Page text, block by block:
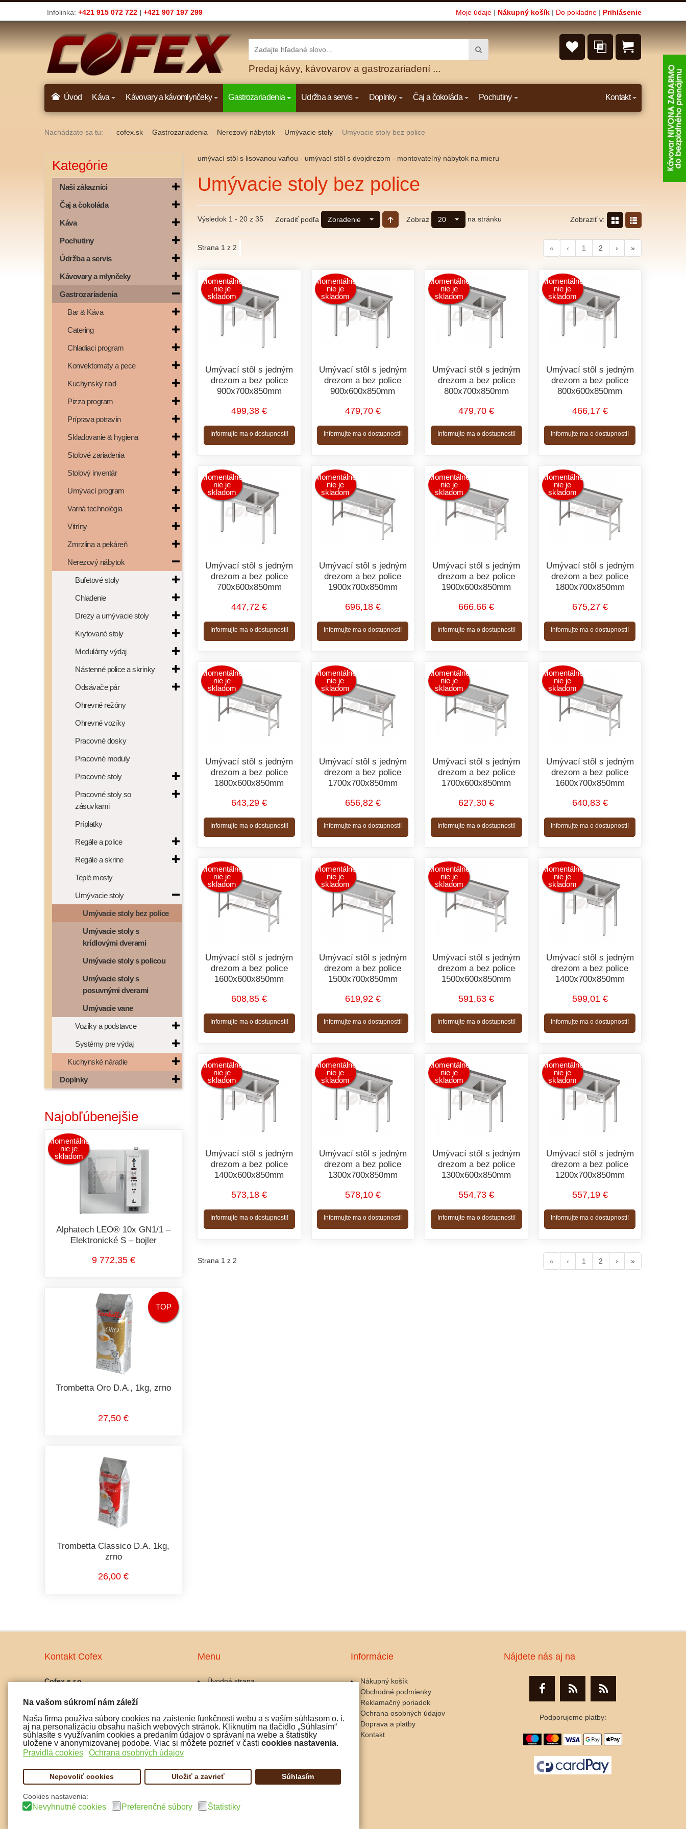
Na vašom súkromí nám záleží
Naša firma používa súbory cookies na zaistenie funkčnosti webu a s vaším súhlasom o. i.
aj na personalizáciu obsahu našich webových stránok. Kliknutím na tlačidlo „Súhlasím“
súhlasíte s využívaním cookies a predaním údajov o správaní na webe a štatistiky
uložene v anonymizovanej podobe. Viac si môžete pozrieť v časti cookies nastavenia.
Pravidlá cookies
Ochrana osobných údajov
Nepovoliť cookies Uložiť a zavrieť Súhlasím
Cookies nastavenia:
Nevyhnutné cookies Preferenčné súbory Štatistiky
Infolinka: +421 915 072 722 | +421 907 197 299 Moje údaje | Nákupný košík | Do pokladne | Prihlásenie
Predaj kávy, kávovarov a gastrozariadení ...
Úvod Káva Kávovary a kávomlynčeky Gastrozariadenia Udržba a servis Doplnky Čaj a čokoláda Pochutiny Kontakt
Nachádzate sa tu: cofex.sk Gastrozariadenia Nerezový nábytok Umývacie stoly Umývacie stoly bez police
umývací stôl s lisovanou vaňou - umývací stôl s dvojdrezom - montovateľný nábytok na mieru
Umývacie stoly bez police
Výsledok 1 - 20 z 35 Zoradiť podľa Zoradenie Zobraz 20 na stránku Zobraziť v:
Strana 1 z 2 « ‹ 1 2 › »
Momentálne
nie je
skladom
Umývací stôl s jedným
drezom a bez police
900x700x850mm
499,38 €
Informujte ma o dostupnosti!
Momentálne
nie je
skladom
Umývací stôl s jedným
drezom a bez police
900x600x850mm
479,70 €
Informujte ma o dostupnosti!
Momentálne
nie je
skladom
Umývací stôl s jedným
drezom a bez police
800x700x850mm
479,70 €
Informujte ma o dostupnosti!
Momentálne
nie je
skladom
Umývací stôl s jedným
drezom a bez police
800x600x850mm
466,17 €
Informujte ma o dostupnosti!
Momentálne
nie je
skladom
Umývací stôl s jedným
drezom a bez police
700x600x850mm
447,72 €
Informujte ma o dostupnosti!
Momentálne
nie je
skladom
Umývací stôl s jedným
drezom a bez police
1900x700x850mm
696,18 €
Informujte ma o dostupnosti!
Momentálne
nie je
skladom
Umývací stôl s jedným
drezom a bez police
1900x600x850mm
666,66 €
Informujte ma o dostupnosti!
Momentálne
nie je
skladom
Umývací stôl s jedným
drezom a bez police
1800x700x850mm
675,27 €
Informujte ma o dostupnosti!
Momentálne
nie je
skladom
Umývací stôl s jedným
drezom a bez police
1800x600x850mm
643,29 €
Informujte ma o dostupnosti!
Momentálne
nie je
skladom
Umývací stôl s jedným
drezom a bez police
1700x700x850mm
656,82 €
Informujte ma o dostupnosti!
Momentálne
nie je
skladom
Umývací stôl s jedným
drezom a bez police
1700x600x850mm
627,30 €
Informujte ma o dostupnosti!
Momentálne
nie je
skladom
Umývací stôl s jedným
drezom a bez police
1600x700x850mm
640,83 €
Informujte ma o dostupnosti!
Momentálne
nie je
skladom
Umývací stôl s jedným
drezom a bez police
1600x600x850mm
608,85 €
Informujte ma o dostupnosti!
Momentálne
nie je
skladom
Umývací stôl s jedným
drezom a bez police
1500x700x850mm
619,92 €
Informujte ma o dostupnosti!
Momentálne
nie je
skladom
Umývací stôl s jedným
drezom a bez police
1500x600x850mm
591,63 €
Informujte ma o dostupnosti!
Momentálne
nie je
skladom
Umývací stôl s jedným
drezom a bez police
1400x700x850mm
599,01 €
Informujte ma o dostupnosti!
Momentálne
nie je
skladom
Umývací stôl s jedným
drezom a bez police
1400x600x850mm
573,18 €
Informujte ma o dostupnosti!
Momentálne
nie je
skladom
Umývací stôl s jedným
drezom a bez police
1300x700x850mm
578,10 €
Informujte ma o dostupnosti!
Momentálne
nie je
skladom
Umývací stôl s jedným
drezom a bez police
1300x600x850mm
554,73 €
Informujte ma o dostupnosti!
Momentálne
nie je
skladom
Umývací stôl s jedným
drezom a bez police
1200x700x850mm
557,19 €
Informujte ma o dostupnosti!
Strana 1 z 2 « ‹ 1 2 › »
Kategórie
Naši zákazníci
Čaj a čokoláda
Káva
Pochutiny
Údržba a servis
Kávovary a mlynčeky
Gastrozariadenia
Bar & Káva
Catering
Chladiaci program
Konvektomaty a pece
Kuchynský riad
Pizza program
Príprava potravín
Skladovanie & hygiena
Stolové zariadenia
Stolový inventár
Umývací program
Varná technológia
Vitríny
Zmrzlina a pekáreň
Nerezový nábytok
Bufetové stoly
Chladenie
Drezy a umývacie stoly
Krytované stoly
Modulárny výdaj
Nástenné police a skrinky
Odsávače pár
Ohrevné režóny
Ohrevné vozíky
Pracovné dosky
Pracovné moduly
Pracovné stoly
Pracovné stoly so
zásuvkami
Príplatky
Regále a police
Regále a skrine
Teplé mosty
Umývacie stoly
Umývacie stoly bez police
Umývacie stoly s
krídlovými dverami
Umývacie stoly s policou
Umývacie stoly s
posuvnými dverami
Umývacie vane
Vozíky a podstavce
Systémy pre výdaj
Kuchynské náradie
Doplnky
Najobľúbenejšie
Momentálne
nie je
skladom
Alphatech LEO® 10x GN1/1 –
Elektronické S – bojler
9 772,35 €
TOP
Trombetta Oro D.A., 1kg, zrno
27,50 €
Trombetta Classico D.A. 1kg,
zrno
26,00 €
Kontakt Cofex
Cofex s.r.o.
Palackého 10, 911 01 Trenčín
IČO: 45486042
IČ DPH: SK2023025356
tel:
0915 072 722
email: cofex@cofex.sk
Menu
Úvodná strana
Gastrozariadenia
Udržba a servis
Doplnky ku káve
Čaj a čokoláda
Informácie
Nákupný košík
Obchodné podmienky
Reklamačný poriadok
Ochrana osobných údajov
Doprava a platby
Kontakt
Nájdete nás aj na
Podporujeme platby: